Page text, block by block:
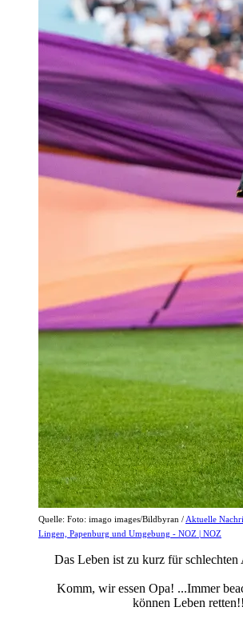
Quelle: Foto: imago images/Bildbyran / Aktuelle
Lingen, Papenburg und Umgebung - NOZ | NOZ
Das Leben ist zu kurz für
Komm, wir essen Opa! ...Immer
können Leben